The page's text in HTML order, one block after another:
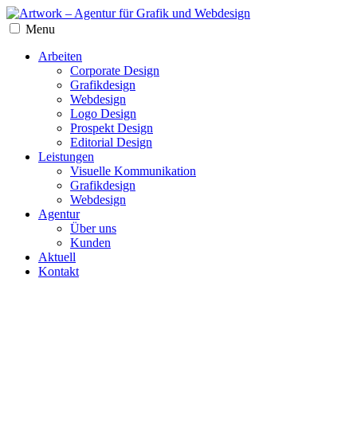
Menu
Arbeiten
Corporate Design
Grafikdesign
Webdesign
Logo Design
Prospekt Design
Editorial Design
Leistungen
Visuelle Kommunikation
Grafikdesign
Webdesign
Agentur
Über uns
Kunden
Aktuell
Kontakt